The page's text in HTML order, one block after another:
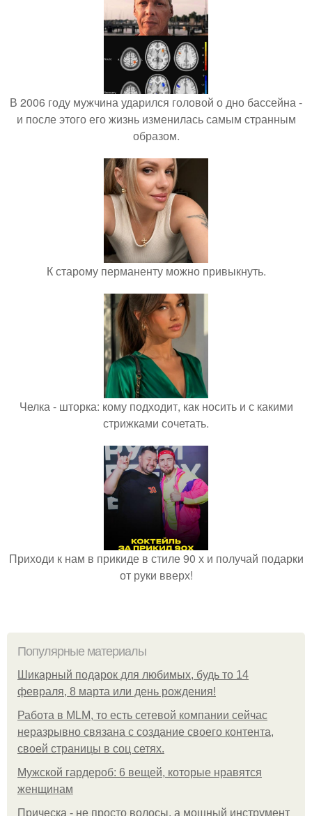
В 2006 году мужчина ударился головой о дно бассейна -
и после этого его жизнь изменилась самым странным
образом.
К старому перманенту можно привыкнуть.
Челка - шторка: кому подходит, как носить и с какими
стрижками сочетать.
Приходи к нам в прикиде в стиле 90 х и получай подарки
от руки вверх!
Популярные материалы
Шикарный подарок для любимых, будь то 14
февраля, 8 марта или день рождения!
Работа в MLM, то есть сетевой компании сейчас
неразрывно связана с создание своего контента,
своей страницы в соц сетях.
Мужской гардероб: 6 вещей, которые нравятся
женщинам
Прическа - не просто волосы, а мощный инструмент